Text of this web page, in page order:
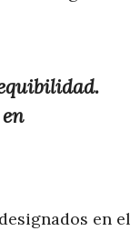
en el